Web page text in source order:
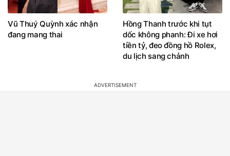
Vũ Thuý Quỳnh xác nhận
đang mang thai
Hồng Thanh trước khi tụt
dốc không phanh: Đi xe hơi
tiền tỷ, đeo đồng hồ Rolex,
du lịch sang chảnh